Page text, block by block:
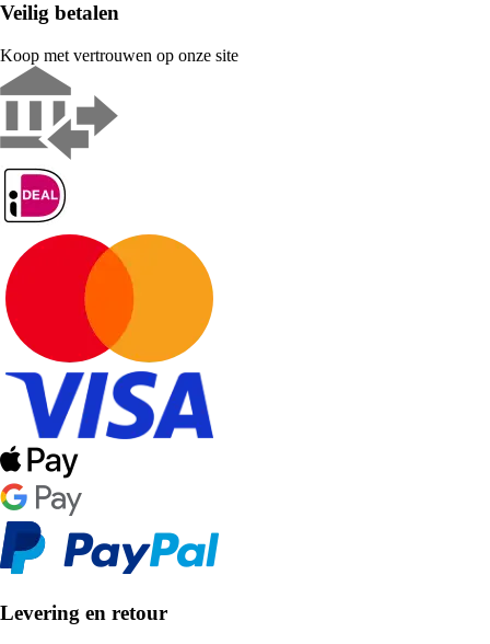
Veilig betalen
Koop met vertrouwen op onze site
Levering en retour